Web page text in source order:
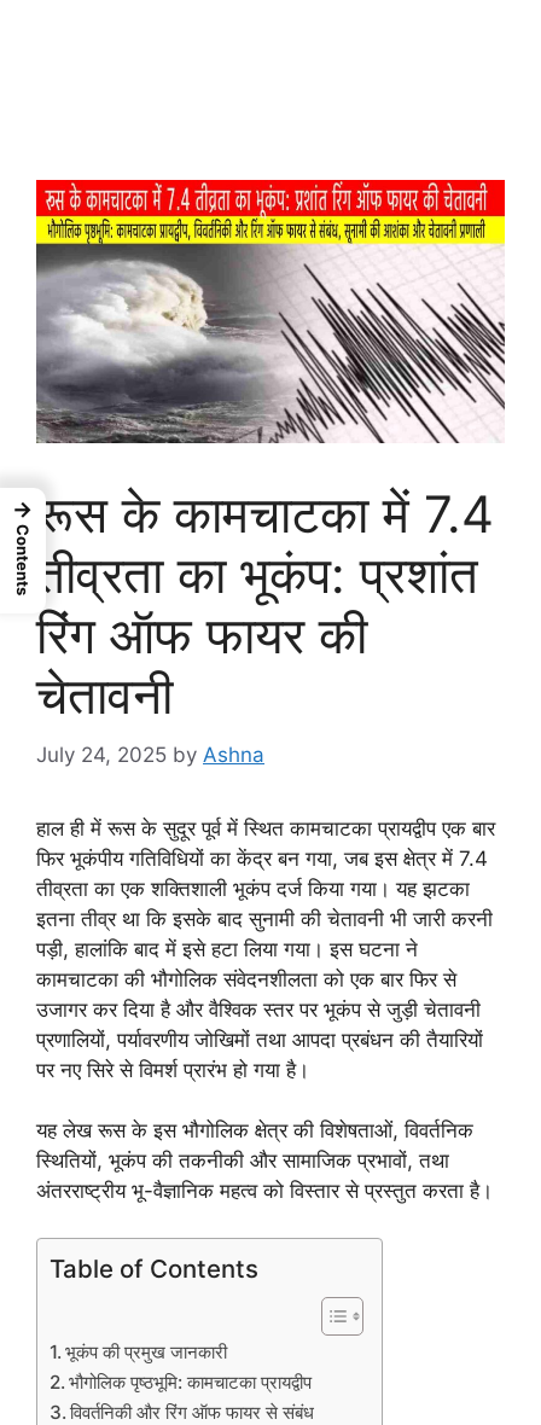
रूस के कामचाटका में 7.4
तीव्रता का भूकंप: प्रशांत
रिंग ऑफ फायर की
चेतावनी
July 24, 2025 by Ashna
हाल ही में रूस के सुदूर पूर्व में स्थित कामचाटका प्रायद्वीप एक बार
फिर भूकंपीय गतिविधियों का केंद्र बन गया, जब इस क्षेत्र में 7.4
तीव्रता का एक शक्तिशाली भूकंप दर्ज किया गया। यह झटका
इतना तीव्र था कि इसके बाद सुनामी की चेतावनी भी जारी करनी
पड़ी, हालांकि बाद में इसे हटा लिया गया। इस घटना ने
कामचाटका की भौगोलिक संवेदनशीलता को एक बार फिर से
उजागर कर दिया है और वैश्विक स्तर पर भूकंप से जुड़ी चेतावनी
प्रणालियों, पर्यावरणीय जोखिमों तथा आपदा प्रबंधन की तैयारियों
पर नए सिरे से विमर्श प्रारंभ हो गया है।
यह लेख रूस के इस भौगोलिक क्षेत्र की विशेषताओं, विवर्तनिक
स्थितियों, भूकंप की तकनीकी और सामाजिक प्रभावों, तथा
अंतरराष्ट्रीय भू-वैज्ञानिक महत्व को विस्तार से प्रस्तुत करता है।
Table of Contents
भूकंप की प्रमुख जानकारी
भौगोलिक पृष्ठभूमि: कामचाटका प्रायद्वीप
विवर्तनिकी और रिंग ऑफ फायर से संबंध
→
Contents